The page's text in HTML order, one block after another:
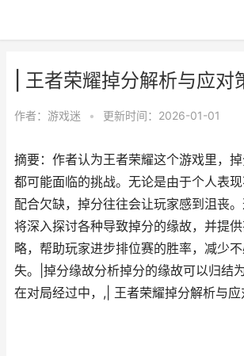
| 王者荣耀掉分解析与应对
作者： 游戏迷 • 更新时间：2026-01-01
摘要：作者认为王者荣耀这个游戏里，
都可能面临的挑战。无论是由于个人表
配合欠缺，掉分往往会让玩家感到沮丧
将深入探讨各种导致掉分的缘故，并提
略，帮助玩家进步排位赛的胜率，减少
失。|掉分缘故分析掉分的缘故可以归结
在对局经过中，,| 王者荣耀掉分解析与应